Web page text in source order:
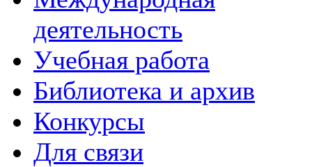
деятельность
Учебная работа
Библиотека и архив
Конкурсы
Для связи